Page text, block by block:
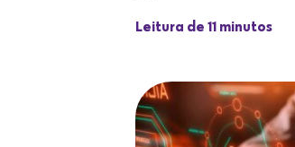
Leitura de 11 minutos